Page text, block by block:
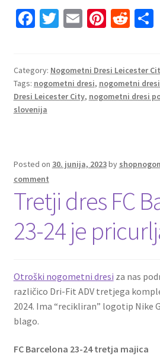
Fa
o
o
k
T
er
E
l
Pi
es
t
R
di
t
S
Category: Nogometni Dresi Leicester
Tags: nogometni dresi, nogometni
Dresi Leicester City, nogometni dresi
slovenija
Posted on 30. junija, 2023by
comment
Tretji dres FC
23-24 je
Otroški nogometni dresi za nas
različico Dri-Fit ADV tretjega
2024. Ima “recikliran” logotip Nike
blago.
FC Barcelona 23-24 tretja majica